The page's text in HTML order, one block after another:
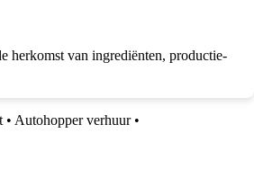
herkomst van ingrediënten, productie-
• Autohopper verhuur•